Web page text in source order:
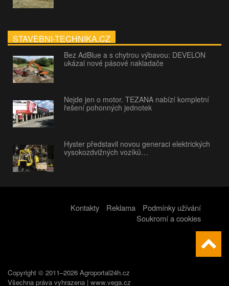
STAVEBNI-TECHNIKA.CZ
Bez AdBlue a s chytrou výbavou: DEVELON
ukázal nové pásové nakladače
Nejde jen o motor. TEZANA nabízí kompletní
řešení pohonných jednotek
Hyster představil novou generaci elektrických
vysokozdvižných vozíků…
Kontakty Reklama
Podmínky užívání
Soukromí a cookies
Copyright © 2011–2026 Agroportal24h.cz
Všechna práva vyhrazena | www.vega.cz